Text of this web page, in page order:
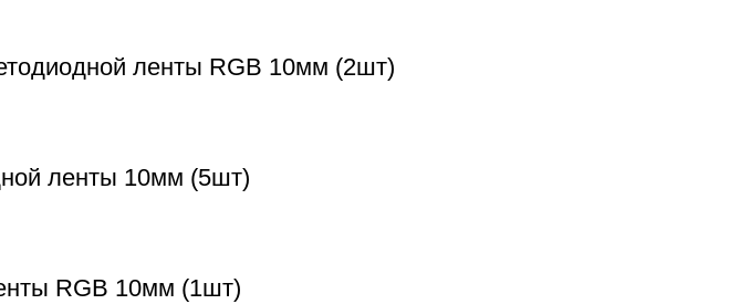
ленты RGB 10мм (2шт)
ленты 10мм (5шт)
RGB 10мм (1шт)